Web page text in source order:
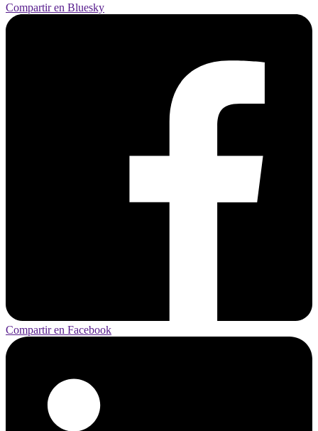
Compartir en Bluesky
Compartir en Facebook